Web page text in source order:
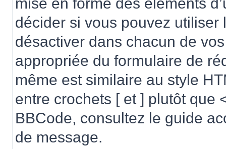
décider si vous pouvez
désactiver dans chacun de
appropriée du formulaire de
même est similaire au style
entre crochets [ et ] plutôt que
BBCode, consultez le guide
de message.